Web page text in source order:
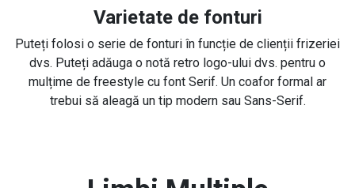
Varietate de fonturi
Puteți folosi o serie de fonturi în funcție de clienții frizeriei
dvs. Puteți adăuga o notă retro logo-ului dvs. pentru o
mulțime de freestyle cu font Serif. Un coafor formal ar
trebui să aleagă un tip modern sau Sans-Serif.